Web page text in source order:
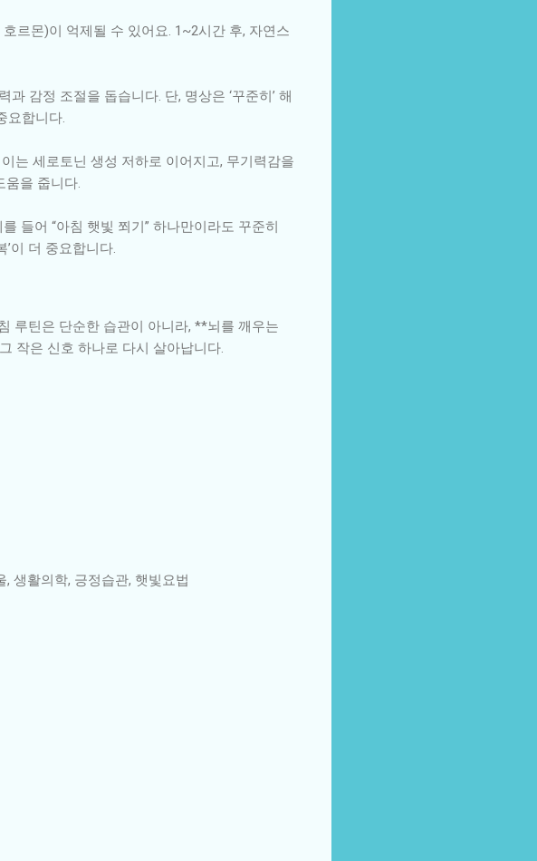
르몬)이 억제될 수 있어요. 1~2시간 후, 자연스
감정 조절을 돕습니다. 단, 명상은 ‘꾸준히’ 해
요합니다.
는 세로토닌 생성 저하로 이어지고, 무기력감을
움을 줍니다.
들어 “아침 햇빛 쬐기” 하나만이라도 꾸준히
’이 더 중요합니다.
루틴은 단순한 습관이 아니라, **뇌를 깨우는
작은 신호 하나로 다시 살아납니다.
생활의학, 긍정습관, 햇빛요법